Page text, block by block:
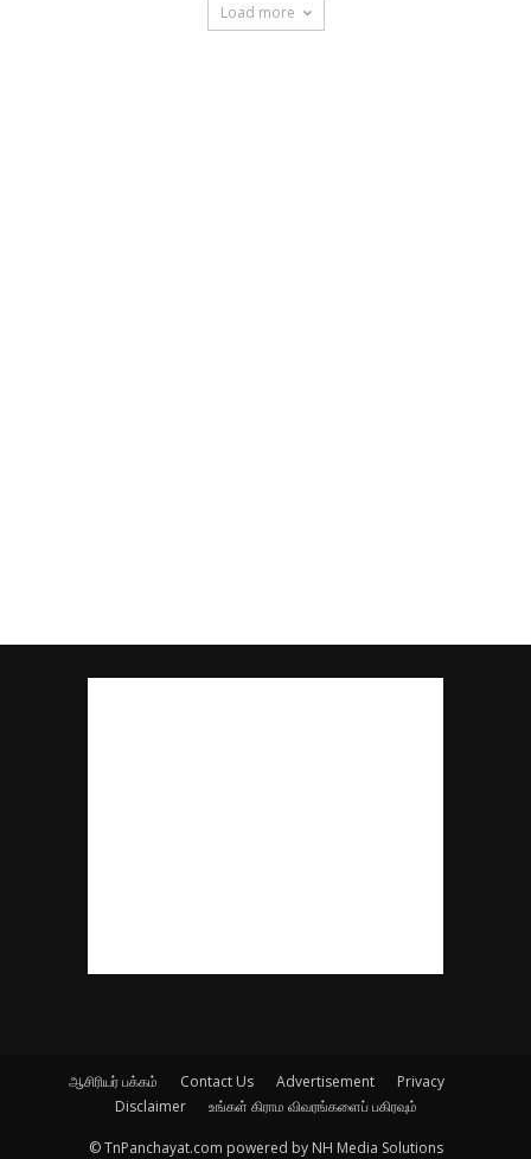
Load more
ஆசிரியர் பக்கம் Contact Us Advertisement
Privacy
Disclaimer
உங்கள் கிராம விவரங்களைப் பகிரவும்
© TnPanchayat.com powered by NH Media Solutions